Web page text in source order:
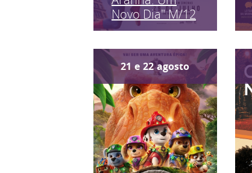
Novo Dia" M/12
21 e 22 agosto